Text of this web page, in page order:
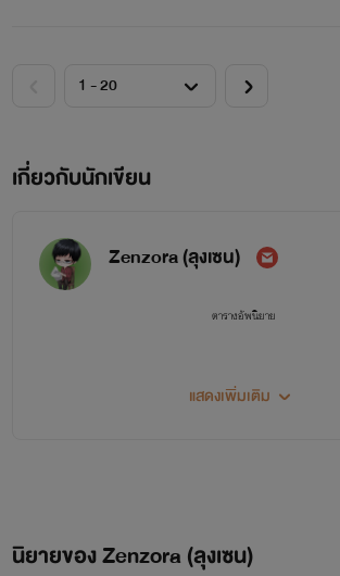
เกี่ยวกับนักเขียน
Zenzora (ลุงเซน)
ตารางอัพนิยาย
2.The Carftail University:มหาวิทยาลัยคาร์ฟเทล
แสดงเพิ่มเติม
นิยายของ Zenzora (ลุงเซน)